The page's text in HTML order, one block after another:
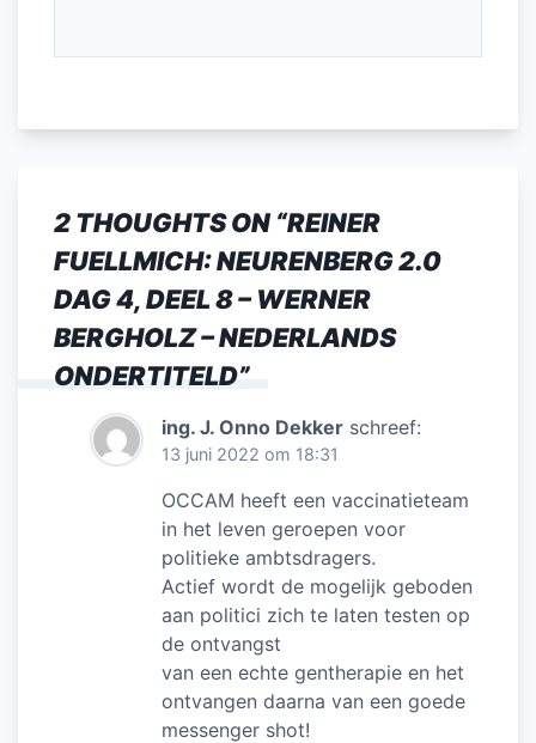
2 THOUGHTS ON “REINER
FUELLMICH: NEURENBERG 2.0
DAG 4, DEEL 8 – WERNER
BERGHOLZ – NEDERLANDS
ONDERTITELD”
ing. J. Onno Dekker schreef:
13 juni 2022 om 18:31
OCCAM heeft een vaccinatieteam
in het leven geroepen voor
politieke ambtsdragers.
Actief wordt de mogelijk geboden
aan politici zich te laten testen op
de ontvangst
van een echte gentherapie en het
ontvangen daarna van een goede
messenger shot!